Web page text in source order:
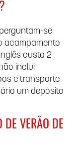
se
acampamento
custa 2
inclui
e transporte
um depósito
DE VERÃO DE